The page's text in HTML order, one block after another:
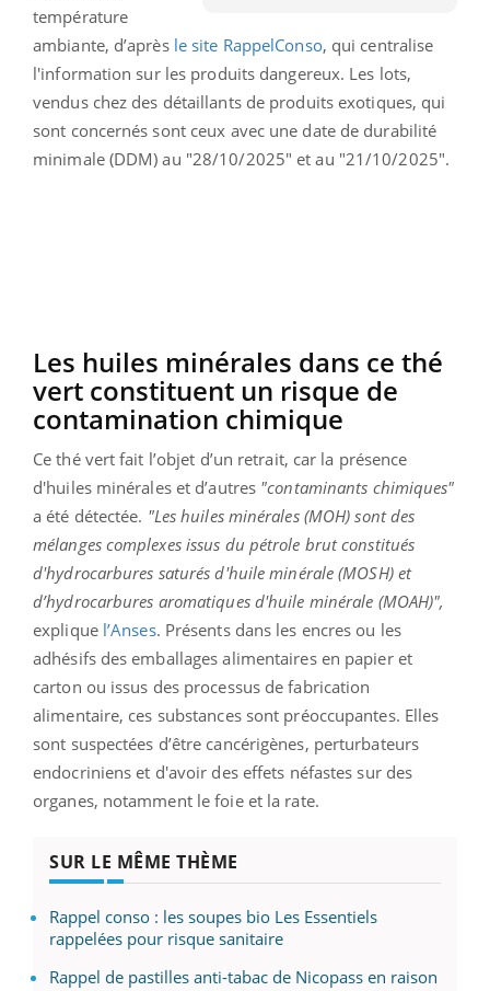
température
ambiante, d’après le site RappelConso, qui centralise
l'information sur les produits dangereux. Les lots,
vendus chez des détaillants de produits exotiques, qui
sont concernés sont ceux avec une date de durabilité
minimale (DDM) au "28/10/2025" et au "21/10/2025".
Les huiles minérales dans ce thé
vert constituent un risque de
contamination chimique
Ce thé vert fait l’objet d’un retrait, car la présence
d'huiles minérales et d’autres "contaminants chimiques"
a été détectée. "Les huiles minérales (MOH) sont des
mélanges complexes issus du pétrole brut constitués
d'hydrocarbures saturés d'huile minérale (MOSH) et
d’hydrocarbures aromatiques d'huile minérale (MOAH)",
explique l’Anses. Présents dans les encres ou les
adhésifs des emballages alimentaires en papier et
carton ou issus des processus de fabrication
alimentaire, ces substances sont préoccupantes. Elles
sont suspectées d’être cancérigènes, perturbateurs
endocriniens et d'avoir des effets néfastes sur des
organes, notamment le foie et la rate.
SUR LE MÊME THÈME
Rappel conso : les soupes bio Les Essentiels
rappelées pour risque sanitaire
Rappel de pastilles anti-tabac de Nicopass en raison